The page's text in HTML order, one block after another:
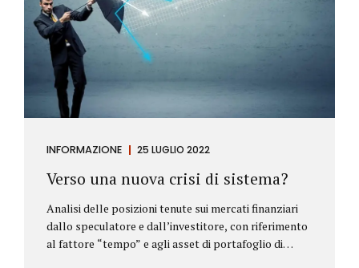
INFORMAZIONE 25 LUGLIO 2022
Verso una nuova crisi di sistema?
Analisi delle posizioni tenute sui mercati finanziari
dallo speculatore e dall’investitore, con riferimento
al fattore “tempo” e agli asset di portafoglio di